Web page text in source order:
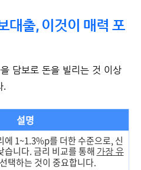
대출, 이것이 매력 포
담보로 돈을 빌리는 것 이상
.
설명
에 1~1.3%p를 더한 수준으로, 신
습니다. 금리 비교를 통해 가장 유
택하는 것이 중요합니다.